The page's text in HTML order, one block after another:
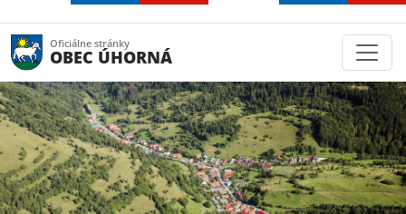
Oficiálne stránky
OBEC ÚHORNÁ